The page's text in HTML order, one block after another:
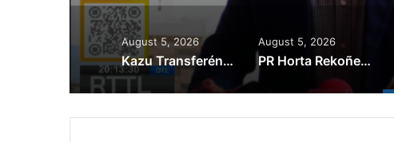
August 5, 2026
Kazu Transferénsia Osan Millaun 42 Husi Singapura, Advogadu Sei Halo Rekursu
August 5, 2026
PR Horta Rekoñese Timoroan Sira Iha Diáspora Nia Kontribuisaun